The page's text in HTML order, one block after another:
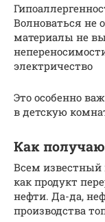
Волноваться не
материалы не
электричество
Это особенно
в детскую
Как
Всем известный
как продукт
нефти. Да-да,
производства